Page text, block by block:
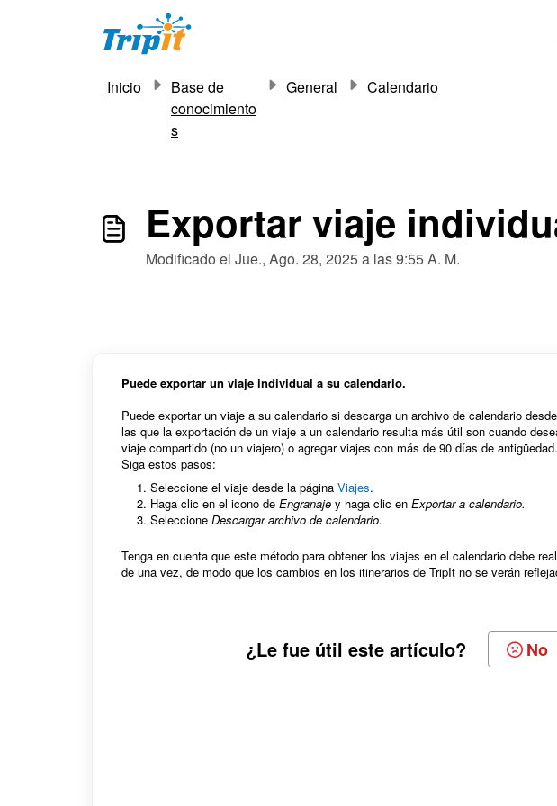
Ir al contenido principal
Inicio
Base de
conocimiento
s
General Calendario
Exportar viaje
Modificado el Jue., Ago. 28, 2025 a las 9:55 A. M.
Puede exportar un viaje individual a su calendario.
Puede exportar un viaje a su calendario si descarga un archivo de calendario
las que la exportación de un viaje a un calendario resulta más útil son cuando
viaje compartido (no un viajero) o agregar viajes con más de 90 días de antigüedad.
Siga estos pasos:
Seleccione el viaje desde la página Viajes.
Haga clic en el icono de Engranaje y haga clic en Exportar a calendario.
Seleccione Descargar archivo de calendario.
Tenga en cuenta que este método para obtener los viajes en el calendario debe
de una vez, de modo que los cambios en los itinerarios de TripIt no se verán
¿Le fue útil este artículo? No